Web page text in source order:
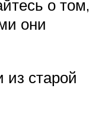
о том,
они
из старой